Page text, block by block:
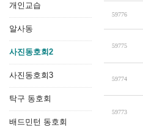
개인교습
알사동
사진동호회2
사진동호회3
탁구 동호회
배드민턴 동호회
59776
59775
59774
59773